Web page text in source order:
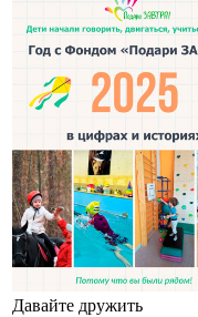
Давайте дружить